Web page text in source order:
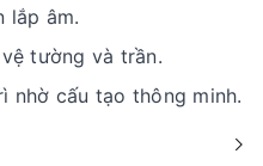
lắp âm.
tường và trần.
nhờ cấu tạo thông minh.